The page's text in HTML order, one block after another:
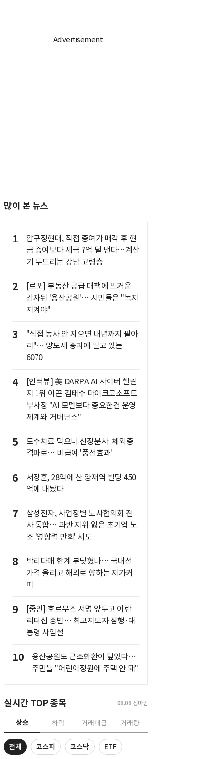
많이 본 뉴스
1
압구정현대, 직접 증여가 매각 후 현
금 증여보다 세금 7억 덜 낸다…계산
기 두드리는 강남 고령층
2
[르포] 부동산 공급 대책에 뜨거운
감자된 '용산공원'… 시민들은 "녹지
지켜야"
3
"직접 농사 안 지으면 내년까지 팔아
라"… 양도세 중과에 떨고 있는
6070
4
[인터뷰] 美 DARPA AI 사이버 챌린
지 1위 이끈 김태수 마이크로소프트
부사장 "AI 모델보다 중요한건 운영
체계와 거버넌스"
5
도수치료 막으니 신장분사·체외충
격파로… 비급여 '풍선효과'
6
서장훈, 28억에 산 양재역 빌딩 450
억에 내놨다
7
삼성전자, 사업장별 노사협의회 전
사 통합… 과반 지위 잃은 초기업 노
조 '영향력 만회' 시도
8
박리다매 한계 부딪혔나… 국내선
가격 올리고 해외로 향하는 저가커
피
9
[줌인] 호르무즈 서명 앞두고 이란
리더십 증발… 최고지도자 잠행·대
통령 사임설
10
용산공원도 근조화환이 덮었다…
주민들 "어린이정원에 주택 안 돼"
실시간 TOP 종목 08.08 장마감
상승 하락 거래대금 거래량
전체 코스피 코스닥 ETF